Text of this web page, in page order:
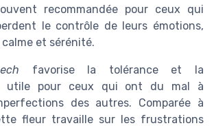
recommandée pour ceux qui
le contrôle de leurs émotions,
et sérénité.
favorise la tolérance et la
utile pour ceux qui ont du mal à
des autres. Comparée à
fleur travaille sur les frustrations